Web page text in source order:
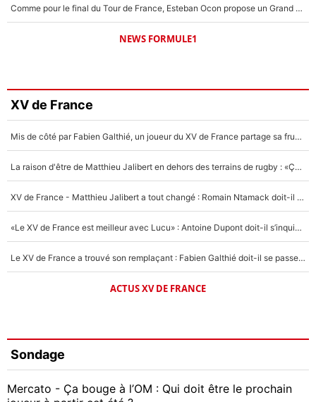
Comme pour le final du Tour de France, Esteban Ocon propose un Grand Prix de Formule 1 à Paris : «Autour de l’Arc de Triomphe, ce serait génial» !
NEWS FORMULE1
XV de France
Mis de côté par Fabien Galthié, un joueur du XV de France partage sa frustration : «ils ne me l’ont pas dit tout de suite»
La raison d'être de Matthieu Jalibert en dehors des terrains de rugby : «Ça m'atteint autant que si tu touches à un membre de ma famille»
XV de France - Matthieu Jalibert a tout changé : Romain Ntamack doit-il s’inquiéter pour sa place à un an de la Coupe du monde ?
«Le XV de France est meilleur avec Lucu» : Antoine Dupont doit-il s’inquiéter pour sa place ?
Le XV de France a trouvé son remplaçant : Fabien Galthié doit-il se passer d'Antoine Dupont ?
ACTUS XV DE FRANCE
Sondage
Mercato - Ça bouge à l’OM : Qui doit être le prochain